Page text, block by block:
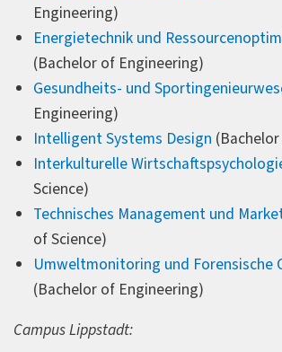
Engineering)
Energietechnik und
(Bachelor of Engineering)
Gesundheits- und
Engineering)
Intelligent Systems Design
Interkulturelle
Science)
Technisches Management und
of Science)
Umweltmonitoring und Forensische
(Bachelor of Engineering)
Campus Lippstadt: